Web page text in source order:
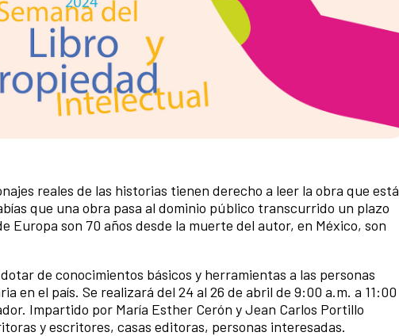
reales de las historias tienen derecho a leer la obra que está
que una obra pasa al dominio público transcurrido un plazo
Europa son 70 años desde la muerte del autor, en México, son
de conocimientos básicos y herramientas a las personas
en el país. Se realizará del 24 al 26 de abril de 9:00 a.m. a 11:00
Impartido por María Esther Cerón y Jean Carlos Portillo
y escritores, casas editoras, personas interesadas.